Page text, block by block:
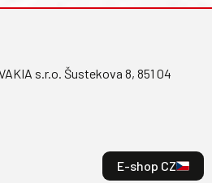
s.r.o. Šustekova 8, 851 04
E-shop CZ